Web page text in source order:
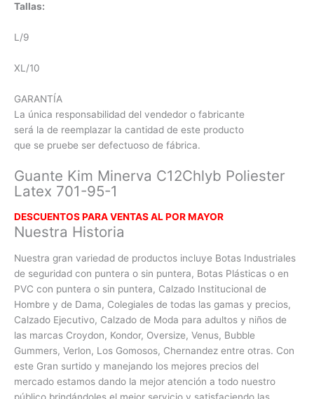
Tallas:
L/9
XL/10
GARANTÍA
La única responsabilidad del vendedor o fabricante
será la de reemplazar la cantidad de este producto
que se pruebe ser defectuoso de fábrica.
Guante Kim Minerva C12Chlyb Poliester
Latex 701-95-1
DESCUENTOS PARA VENTAS AL POR MAYOR
Nuestra Historia
Nuestra gran variedad de productos incluye Botas Industriales
de seguridad con puntera o sin puntera, Botas Plásticas o en
PVC con puntera o sin puntera, Calzado Institucional de
Hombre y de Dama, Colegiales de todas las gamas y precios,
Calzado Ejecutivo, Calzado de Moda para adultos y niños de
las marcas Croydon, Kondor, Oversize, Venus, Bubble
Gummers, Verlon, Los Gomosos, Chernandez entre otras. Con
este Gran surtido y manejando los mejores precios del
mercado estamos dando la mejor atención a todo nuestro
público brindándoles el mejor servicio y satisfaciendo las